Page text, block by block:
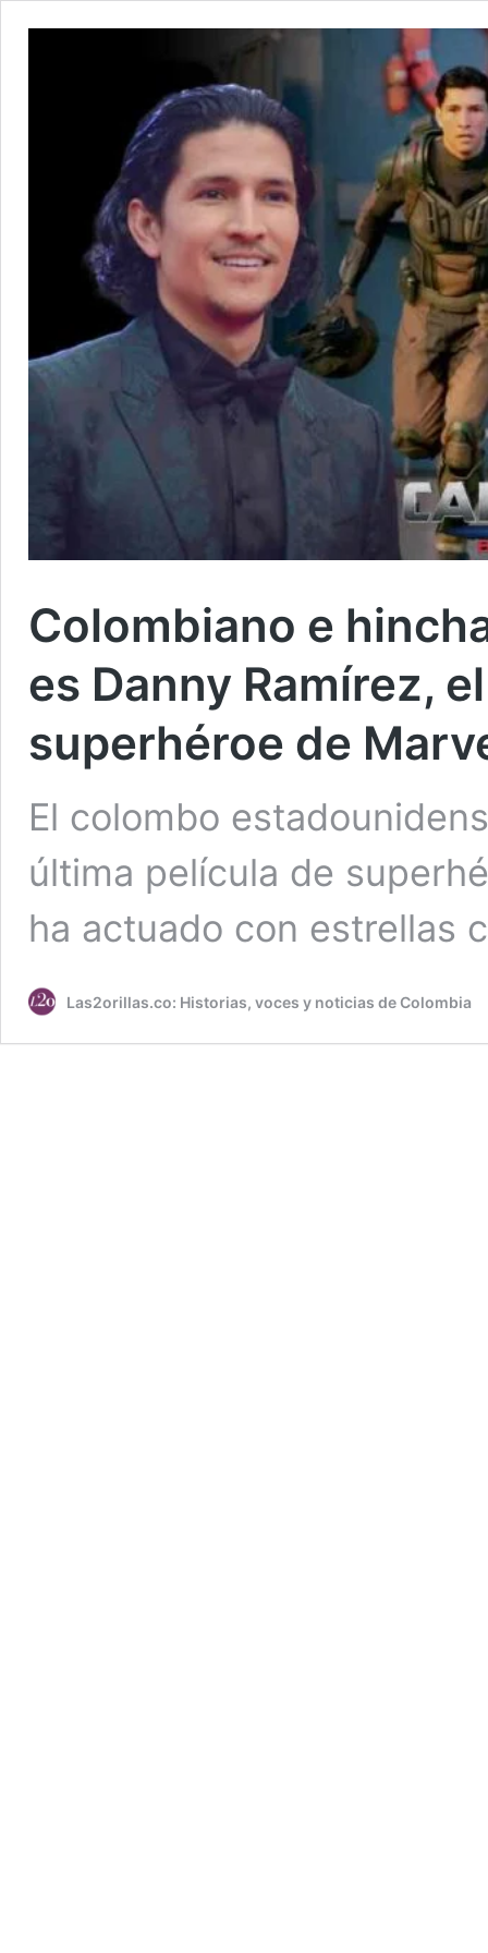
Colombiano e
es Danny Ramírez,
superhéroe de
El colombo
última película de
ha actuado con estrellas
Las2orillas.co: Historias, voces y noticias de Colombia